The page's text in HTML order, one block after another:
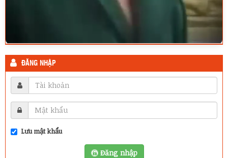
ĐĂNG NHẬP
Lưu mật khẩu
Đăng nhập